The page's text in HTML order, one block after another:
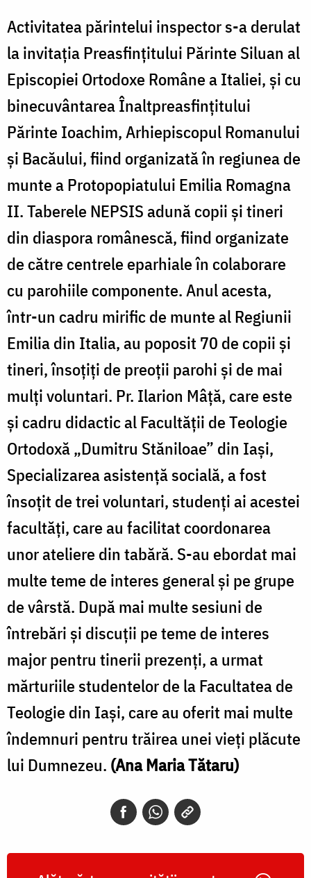
Activitatea părintelui inspector s-a derulat
la invitația Preasfințitului Părinte Siluan al
Episcopiei Ortodoxe Române a Italiei, și cu
binecuvântarea Înaltpreasfințitului
Părinte Ioachim, Arhiepiscopul Romanului
și Bacăului, fiind organizată în regiunea de
munte a Protopopiatului Emilia Romagna
II. Taberele NEPSIS adună copii și tineri
din diaspora românescă, fiind organizate
de către centrele eparhiale în colaborare
cu parohiile componente. Anul acesta,
într-un cadru mirific de munte al Regiunii
Emilia din Italia, au poposit 70 de copii și
tineri, însoțiți de preoții parohi și de mai
mulți voluntari. Pr. Ilarion Mâță, care este
şi cadru didactic al Facultății de Teologie
Ortodoxă „Dumitru Stăniloae” din Iași,
Specializarea asistență socială, a fost
însoțit de trei voluntari, studenți ai acestei
facultăți, care au facilitat coordonarea
unor ateliere din tabără. S-au ebordat mai
multe teme de interes general și pe grupe
de vârstă. După mai multe sesiuni de
întrebări și discuții pe teme de interes
major pentru tinerii prezenți, a urmat
mărturiile studentelor de la Facultatea de
Teologie din Iași, care au oferit mai multe
îndemnuri pentru trăirea unei vieţi plăcute
lui Dumnezeu. (Ana Maria Tătaru)